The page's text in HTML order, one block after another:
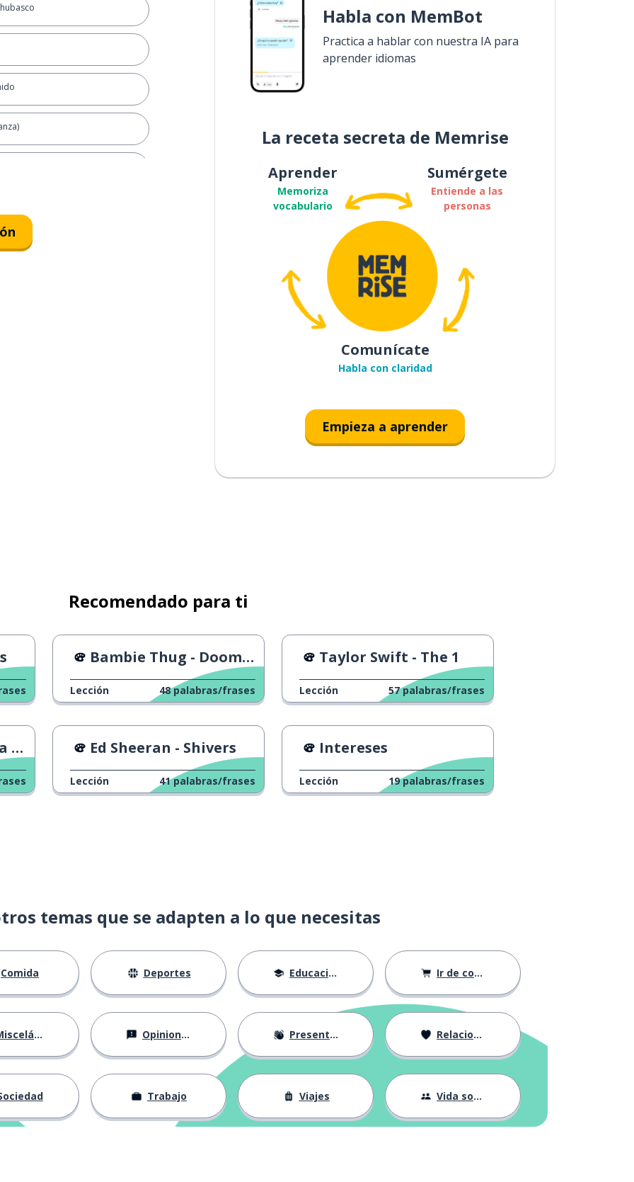
Habla con MemBot
Practica a hablar con nuestra IA para
aprender idiomas
La receta secreta de Memrise
Aprender
Memoriza
vocabulario
Sumérgete
Entiende a las
personas
Comunícate
Habla con claridad
Empieza a aprender
Recomendado para ti
Bambie Thug - Doomsday Blue
Lección 48 palabras/frases
Taylor Swift - The 1
Lección 57 palabras/frases
Ed Sheeran - Shivers
Lección 41 palabras/frases
Intereses
Lección 19 palabras/frases
temas que se adapten a lo que necesitas
Comida Deportes Educación Ir de compras
Opiniones Presentándose Relaciones
Trabajo Viajes Vida social